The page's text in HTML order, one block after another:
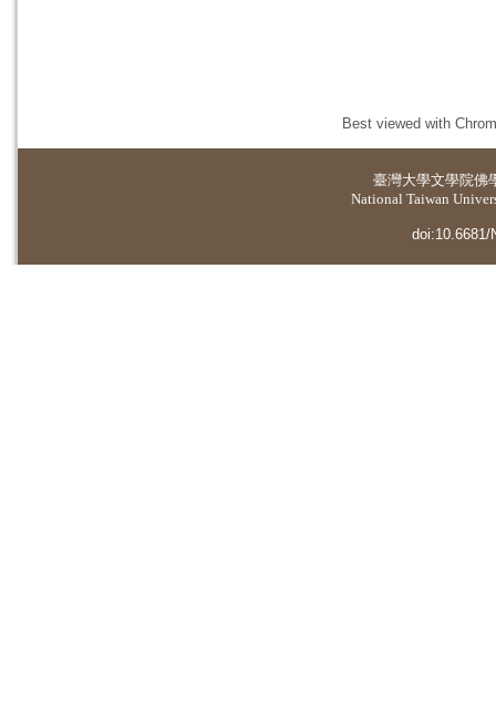
Best viewed with
臺灣大學文學院佛
National Taiwan
doi:10.6681/